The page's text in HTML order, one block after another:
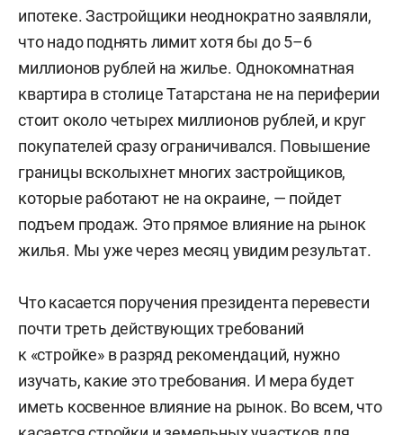
ипотеке. Застройщики неоднократно заявляли,
что надо поднять лимит хотя бы до 5–6
миллионов рублей на жилье. Однокомнатная
квартира в столице Татарстана не на периферии
стоит около четырех миллионов рублей, и круг
покупателей сразу ограничивался. Повышение
границы всколыхнет многих застройщиков,
которые работают не на окраине, — пойдет
подъем продаж. Это прямое влияние на рынок
жилья. Мы уже через месяц увидим результат.
Что касается поручения президента перевести
почти треть действующих требований
к «стройке» в разряд рекомендаций, нужно
изучать, какие это требования. И мера будет
иметь косвенное влияние на рынок. Во всем, что